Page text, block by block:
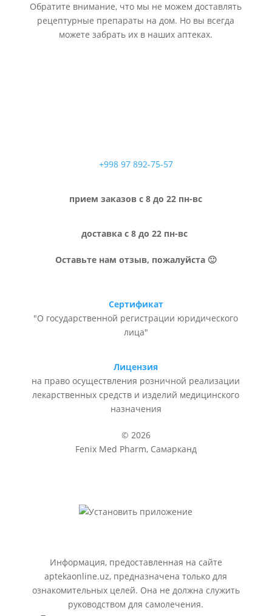
Обратите внимание, что мы не можем доставлять
рецептурные препараты на дом. Но вы всегда
можете забрать их в наших аптеках.
+998 97 892-75-57
прием заказов с 8 до 22 пн-вс
доставка с 8 до 22 пн-вс
Оставьте нам отзыв, пожалуйста 🙂
Сертификат
"О государственной регистрации юридического
лица"
Лицензия
на право осуществления розничной реализации
лекарственных средств и изделий медицинского
назначения
© 2026
Fenix Med Pharm, Самарканд
Информация, предоставленная на сайте
aptekaonline.uz, предназначена только для
ознакомительных целей. Она не должна служить
руководством для самолечения.